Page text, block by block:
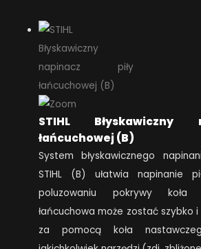
STIHL Błyskawiczny
łańcuchowej (B)
System błyskawicznego
STIHL (B) ułatwia napinanie
poluzowaniu pokrywy koła
łańcuchowa może zostać
za pomocą koła